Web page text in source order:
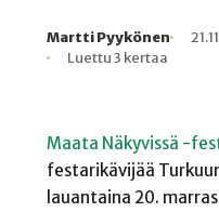
Kirjoittaja
Martti Pyykönen
Julkaistu
Lukuaika
Lukukertoja
Luettu 3 kertaa
Maata Näkyvissä -
festarikävijää
lauantaina 20.